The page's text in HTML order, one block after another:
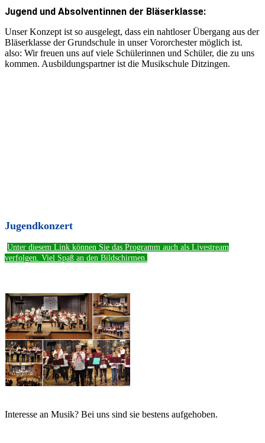
Jugend und Absolventinnen der Bläserklasse:
Unser Konzept ist so ausgelegt, dass ein nahtloser Übergang aus der
Bläserklasse der Grundschule in unser Vororchester möglich ist.
also: Wir freuen uns auf viele Schülerinnen und Schüler, die zu uns
kommen. Ausbildungspartner ist die Musikschule Ditzingen.
Jugendkonzert
Unter diesem Link können Sie das Programm auch als Livestream
verfolgen. Viel Spaß an den Bildschirmen.
Interesse an Musik? Bei uns sind sie bestens aufgehoben.